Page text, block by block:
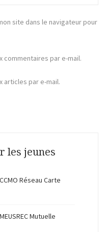
site dans le navigateur pour
commentaires par e-mail.
articles par e-mail.
les jeunes
Réseau Carte
Mutuelle